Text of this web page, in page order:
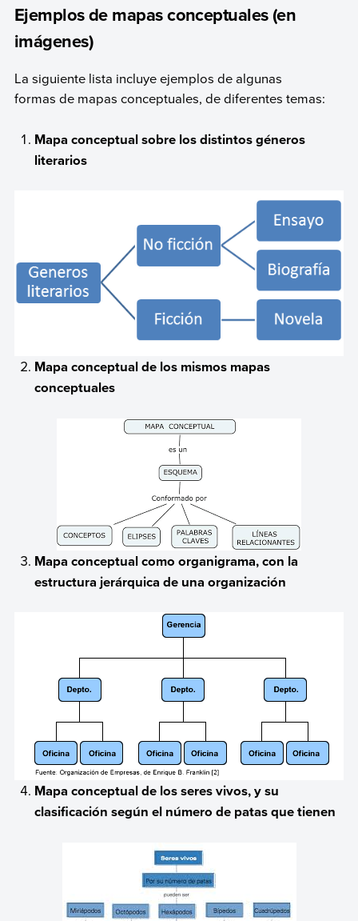
Ejemplos de mapas conceptuales (en
imágenes)
La siguiente lista incluye ejemplos de algunas
formas de mapas conceptuales, de diferentes temas:
Mapa conceptual sobre los distintos géneros
literarios
Mapa conceptual de los mismos mapas
conceptuales
Mapa conceptual como organigrama, con la
estructura jerárquica de una organización
Mapa conceptual de los seres vivos, y su
clasificación según el número de patas que tienen